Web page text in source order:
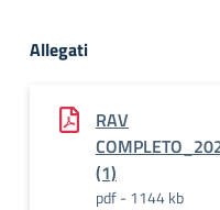
Allegati
RAV
(1)
pdf - 1144 kb